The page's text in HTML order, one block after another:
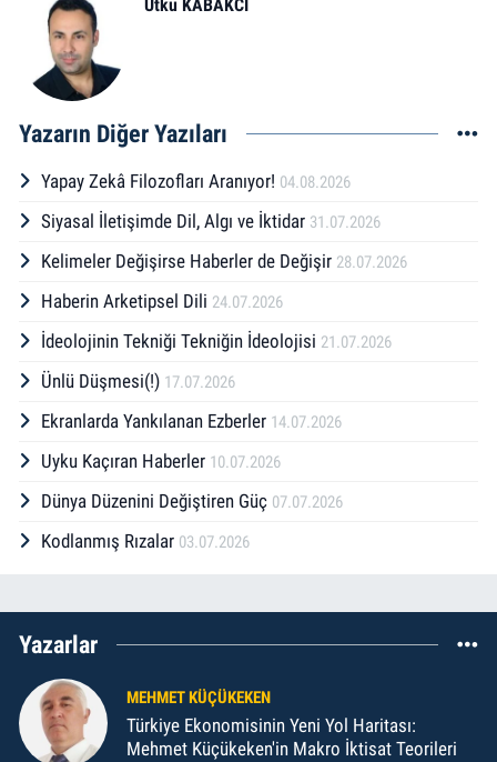
Utku KABAKCI
Yazarın Diğer Yazıları
Yapay Zekâ Filozofları Aranıyor! 04.08.2026
Siyasal İletişimde Dil, Algı ve İktidar 31.07.2026
Kelimeler Değişirse Haberler de Değişir 28.07.2026
Haberin Arketipsel Dili 24.07.2026
İdeolojinin Tekniği Tekniğin İdeolojisi 21.07.2026
Ünlü Düşmesi(!) 17.07.2026
Ekranlarda Yankılanan Ezberler 14.07.2026
Uyku Kaçıran Haberler 10.07.2026
Dünya Düzenini Değiştiren Güç 07.07.2026
Kodlanmış Rızalar 03.07.2026
Yazarlar
MEHMET KÜÇÜKEKEN
Türkiye Ekonomisinin Yeni Yol Haritası:
Mehmet Küçükeken'in Makro İktisat Teorileri